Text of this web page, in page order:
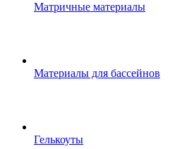
Матричные материалы
Материалы для бассейнов
Гелькоуты